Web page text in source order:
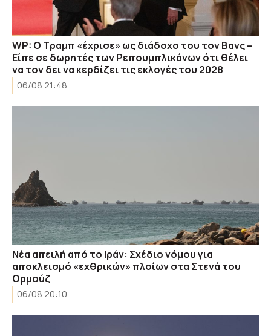
WP: Ο Τραμπ «έχρισε» ως διάδοχο του τον Βανς –
Είπε σε δωρητές των Ρεπουμπλικάνων ότι θέλει
να τον δει να κερδίζει τις εκλογές του 2028
06/08 21:48
Νέα απειλή από το Ιράν: Σχέδιο νόμου για
αποκλεισμό «εχθρικών» πλοίων στα Στενά του
Ορμούζ
06/08 20:10